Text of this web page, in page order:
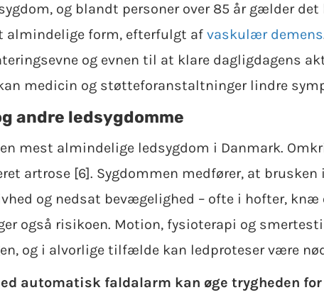
og blandt personer over 85 år gælder det
almindelige form, efterfulgt af vaskulær demens
og evnen til at klare dagligdagens
medicin og støtteforanstaltninger lindre
andre ledsygdomme
mest almindelige ledsygdom i Danmark.
artrose [6]. Sygdommen medfører, at
og nedsat bevægelighed – ofte i hofter, knæ
også risikoen. Motion, fysioterapi og
og i alvorlige tilfælde kan ledproteser være
automatisk faldalarm kan øge trygheden